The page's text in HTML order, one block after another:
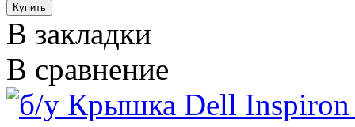
В закладки
В сравнение